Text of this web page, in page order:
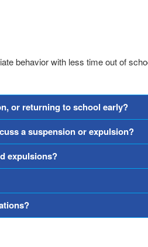
behavior with less time out of
or returning to school early?
a suspension or expulsion?
expulsions?